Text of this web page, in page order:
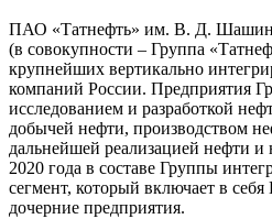
ПАО «Татнефть» им. В. Д.
(в совокупности – Группа
крупнейших вертикально
компаний России. Предприятия
исследованием и разработкой
добычей нефти, производством
дальнейшей реализацией нефти и
2020 года в составе Группы
сегмент, который включает в
дочерние предприятия.